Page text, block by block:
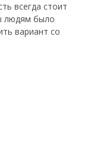
всегда стоит
людям было
вариант со